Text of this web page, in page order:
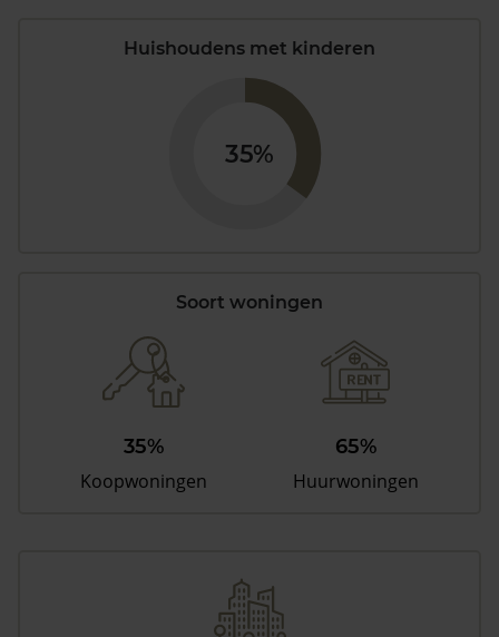
Huishoudens met kinderen
35%
Soort woningen
35%
Koopwoningen
65%
Huurwoningen